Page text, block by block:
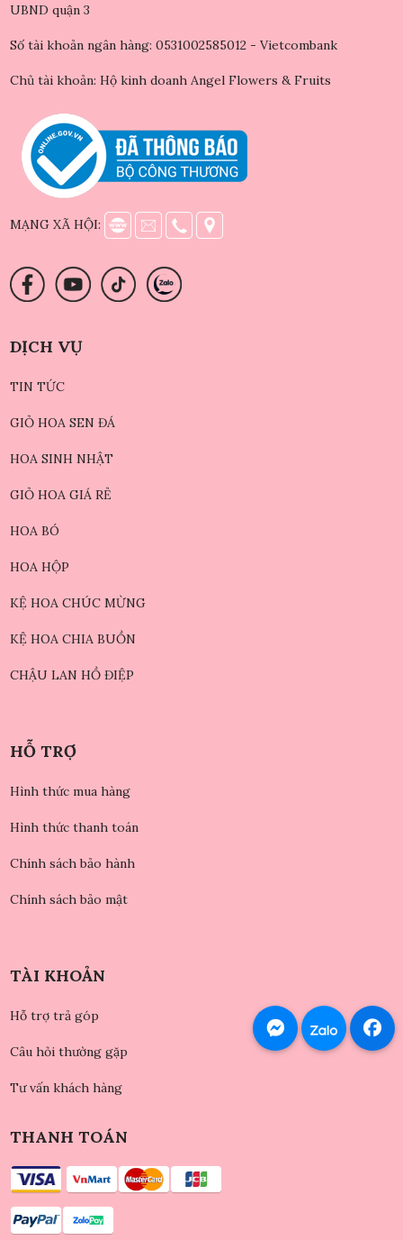
UBND quận 3
Số tài khoản ngân hàng: 0531002585012 - Vietcombank
Chủ tài khoản: Hộ kinh doanh Angel Flowers & Fruits
MẠNG XÃ HỘI:
DỊCH VỤ
TIN TỨC
GIỎ HOA SEN ĐÁ
HOA SINH NHẬT
GIỎ HOA GIÁ RẺ
HOA BÓ
HOA HỘP
KỆ HOA CHÚC MỪNG
KỆ HOA CHIA BUỒN
CHẬU LAN HỒ ĐIỆP
HỖ TRỢ
Hình thức mua hàng
Hình thức thanh toán
Chính sách bảo hành
Chính sách bảo mật
TÀI KHOẢN
Hỗ trợ trả góp
Câu hỏi thường gặp
Tư vấn khách hàng
THANH TOÁN